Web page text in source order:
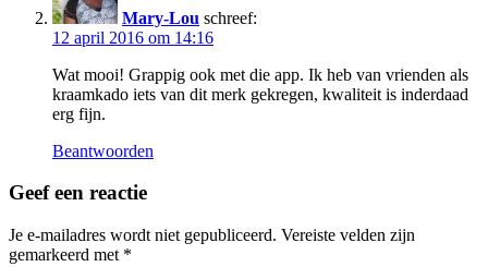
Mary-Lou schreef:
12 april 2016 om 14:16
Wat mooi! Grappig ook met die app. Ik heb van vrienden als
kraamkado iets van dit merk gekregen, kwaliteit is inderdaad
erg fijn.
Beantwoorden
Geef een reactie
Je e-mailadres wordt niet gepubliceerd. Vereiste velden zijn
gemarkeerd met *